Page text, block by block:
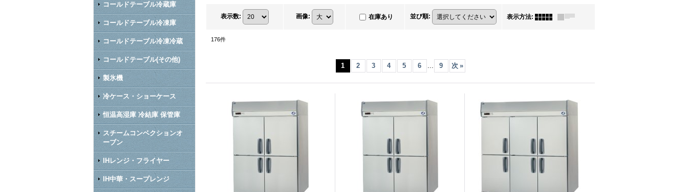
コールドテーブル冷蔵庫
コールドテーブル冷凍庫
コールドテーブル冷凍冷蔵
コールドテーブル(その他)
製氷機
冷ケース・ショーケース
恒温高湿庫 冷結庫 保管庫
スチームコンベクションオ
ーブン
IHレンジ・フライヤー
IH中華・スープレンジ
表示数: 画像: 在庫あり 並び順: 表示方法:
176件
1 2 3 4 5 6 ... 9 次 »